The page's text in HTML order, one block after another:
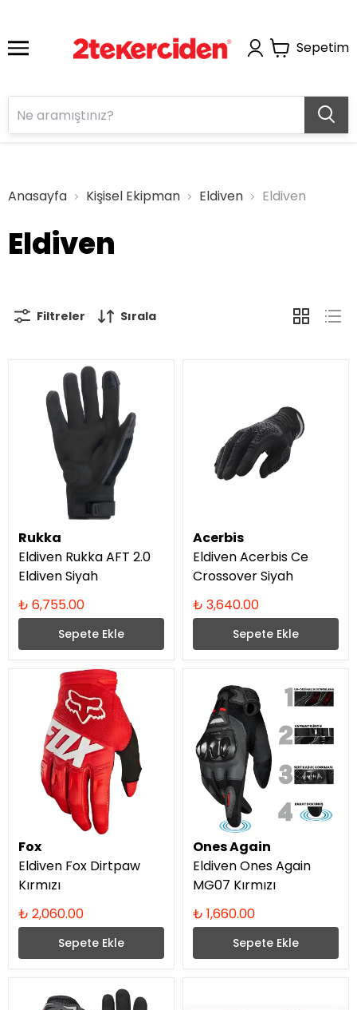
Sepetim
Anasayfa Kişisel Ekipman Eldiven Eldiven
Eldiven
Filtreler Sırala
Rukka
Eldiven Rukka AFT 2.0
Eldiven Siyah
₺ 6,755.00
Sepete Ekle
Acerbis
Eldiven Acerbis Ce
Crossover Siyah
₺ 3,640.00
Sepete Ekle
Fox
Eldiven Fox Dirtpaw
Kırmızı
₺ 2,060.00
Sepete Ekle
Ones Again
Eldiven Ones Again
MG07 Kırmızı
₺ 1,660.00
Sepete Ekle